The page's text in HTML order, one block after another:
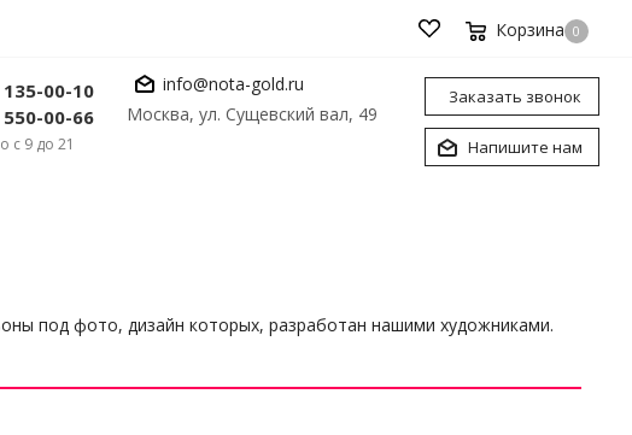
Корзина 0
00-10
00-66
с 9 до 21
info@nota-gold.ru
Москва, ул. Сущевский вал, 49
Заказать звонок
Напишите нам
под фото, дизайн которых, разработан нашими художниками.